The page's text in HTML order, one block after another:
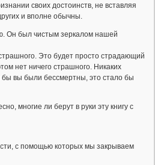
своих достоинств, не вставляя
и вполне обычны.
Он был чистым зеркалом нашей
Это будет просто страдающий
нет ничего страшного. Никаких
вы были бессмертны, это стало бы
многие ли берут в руки эту книгу с
с помощью которых мы закрываем